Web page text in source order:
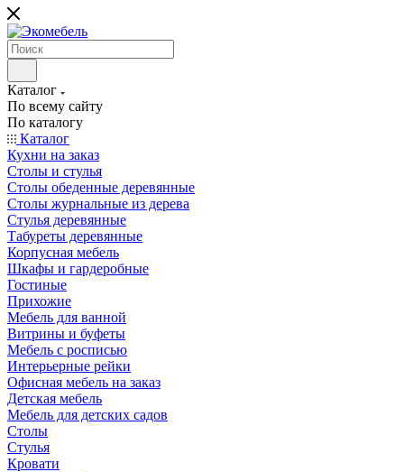
Каталог
По всему сайту
По каталогу
Каталог
Кухни на заказ
Столы и стулья
Столы обеденные деревянные
Столы журнальные из дерева
Стулья деревянные
Табуреты деревянные
Корпусная мебель
Шкафы и гардеробные
Гостиные
Прихожие
Мебель для ванной
Витрины и буфеты
Мебель с росписью
Интерьерные рейки
Офисная мебель на заказ
Детская мебель
Мебель для детских садов
Столы
Стулья
Кровати